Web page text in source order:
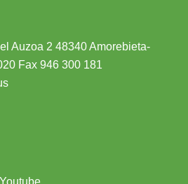
Auzoa 2 48340 Amorebieta-
Fax 946 300 181
Youtube